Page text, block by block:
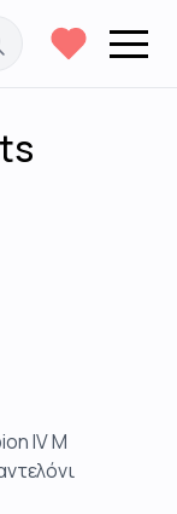
IV M